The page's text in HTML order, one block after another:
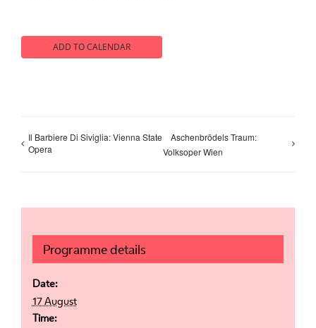
ADD TO CALENDAR
Il Barbiere Di Siviglia: Vienna State
Opera
Aschenbrödels Traum:
Volksoper Wien
Programme details
Date:
17 August
Time: